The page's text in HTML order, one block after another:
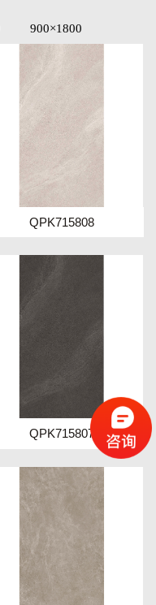
900×1800
QPK715808
QPK715807